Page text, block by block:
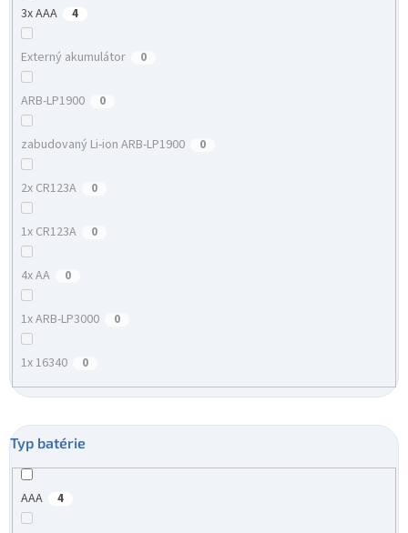
3x AAA 4
Externý akumulátor 0
ARB-LP1900 0
zabudovaný Li-ion ARB-LP1900 0
2x CR123A 0
1x CR123A 0
4x AA 0
1x ARB-LP3000 0
1x 16340 0
Typ batérie
AAA 4